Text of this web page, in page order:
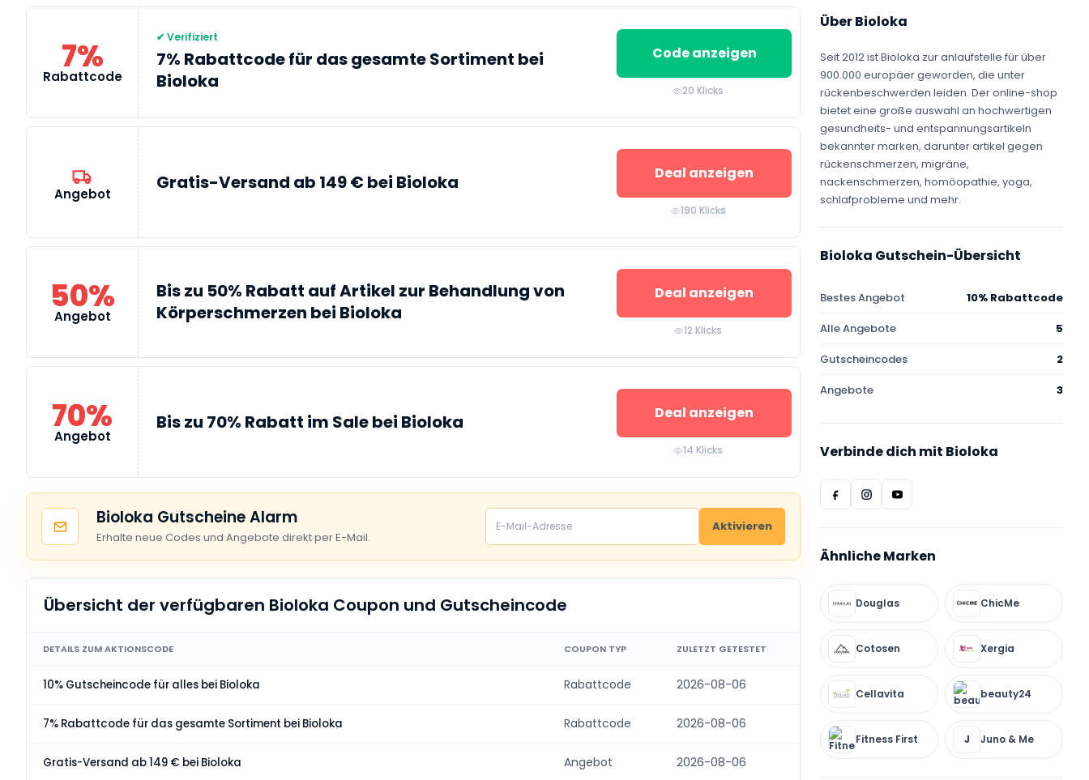
7%
Rabattcode
✔ Verifiziert
7% Rabattcode für das gesamte Sortiment bei
Bioloka
Code anzeigen
20 Klicks
Angebot
Gratis-Versand ab 149 € bei Bioloka Deal anzeigen
190 Klicks
50%
Angebot
Bis zu 50% Rabatt auf Artikel zur Behandlung von
Körperschmerzen bei Bioloka
Deal anzeigen
12 Klicks
70%
Angebot
Bis zu 70% Rabatt im Sale bei Bioloka Deal anzeigen
14 Klicks
Bioloka Gutscheine Alarm
Erhalte neue Codes und Angebote direkt per E-Mail.
Aktivieren
Übersicht der verfügbaren Bioloka Coupon und Gutscheincode
DETAILS ZUM AKTIONSCODE COUPON TYP ZULETZT GETESTET
10% Gutscheincode für alles bei Bioloka Rabattcode 2026-08-06
7% Rabattcode für das gesamte Sortiment bei Bioloka Rabattcode 2026-08-06
Gratis-Versand ab 149 € bei Bioloka Angebot 2026-08-06
Über Bioloka
Seit 2012 ist Bioloka zur anlaufstelle für über
900.000 europäer geworden, die unter
rückenbeschwerden leiden. Der online-shop
bietet eine große auswahl an hochwertigen
gesundheits- und entspannungsartikeln
bekannter marken, darunter artikel gegen
rückenschmerzen, migräne,
nackenschmerzen, homöopathie, yoga,
schlafprobleme und mehr.
Bioloka Gutschein-Übersicht
Bestes Angebot
10% Rabattcode
Alle Angebote
5
Gutscheincodes
2
Angebote
3
Verbinde dich mit Bioloka
Ähnliche Marken
Douglas ChicMe
Cotosen Xergia
Cellavita beauty24
Fitness First J Juno & Me